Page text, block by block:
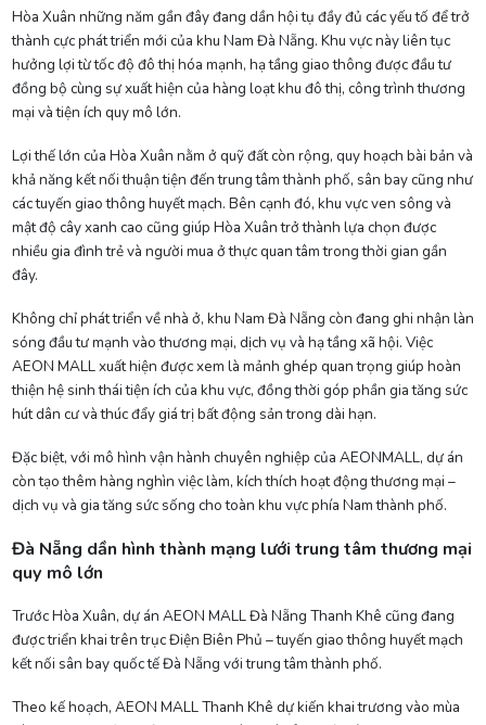
Hòa Xuân những năm gần đây đang dần hội tụ đầy đủ các yếu tố để trở
thành cực phát triển mới của khu Nam Đà Nẵng. Khu vực này liên tục
hưởng lợi từ tốc độ đô thị hóa mạnh, hạ tầng giao thông được đầu tư
đồng bộ cùng sự xuất hiện của hàng loạt khu đô thị, công trình thương
mại và tiện ích quy mô lớn.
Lợi thế lớn của Hòa Xuân nằm ở quỹ đất còn rộng, quy hoạch bài bản và
khả năng kết nối thuận tiện đến trung tâm thành phố, sân bay cũng như
các tuyến giao thông huyết mạch. Bên cạnh đó, khu vực ven sông và
mật độ cây xanh cao cũng giúp Hòa Xuân trở thành lựa chọn được
nhiều gia đình trẻ và người mua ở thực quan tâm trong thời gian gần
đây.
Không chỉ phát triển về nhà ở, khu Nam Đà Nẵng còn đang ghi nhận làn
sóng đầu tư mạnh vào thương mại, dịch vụ và hạ tầng xã hội. Việc
AEON MALL xuất hiện được xem là mảnh ghép quan trọng giúp hoàn
thiện hệ sinh thái tiện ích của khu vực, đồng thời góp phần gia tăng sức
hút dân cư và thúc đẩy giá trị bất động sản trong dài hạn.
Đặc biệt, với mô hình vận hành chuyên nghiệp của AEONMALL, dự án
còn tạo thêm hàng nghìn việc làm, kích thích hoạt động thương mại –
dịch vụ và gia tăng sức sống cho toàn khu vực phía Nam thành phố.
Đà Nẵng dần hình thành mạng lưới trung tâm thương mại
quy mô lớn
Trước Hòa Xuân, dự án AEON MALL Đà Nẵng Thanh Khê cũng đang
được triển khai trên trục Điện Biên Phủ – tuyến giao thông huyết mạch
kết nối sân bay quốc tế Đà Nẵng với trung tâm thành phố.
Theo kế hoạch, AEON MALL Thanh Khê dự kiến khai trương vào mùa